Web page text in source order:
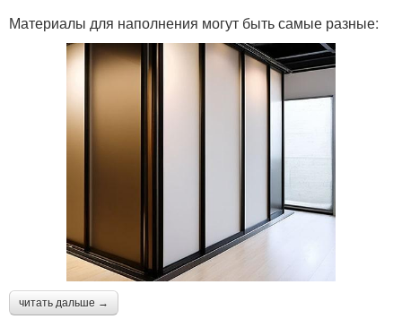
Материалы для наполнения могут быть самые разные:
читать дальше →